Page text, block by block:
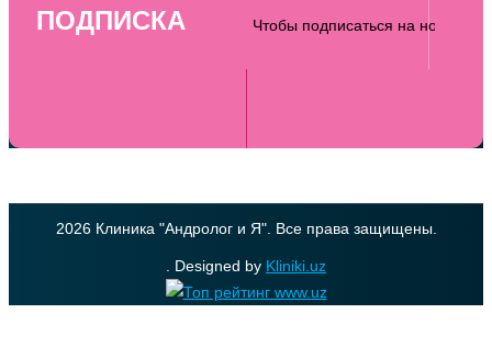
ПОДПИСКА
2026 Клиника "Андролог и Я". Все права защищены.
. Designed by Kliniki.uz